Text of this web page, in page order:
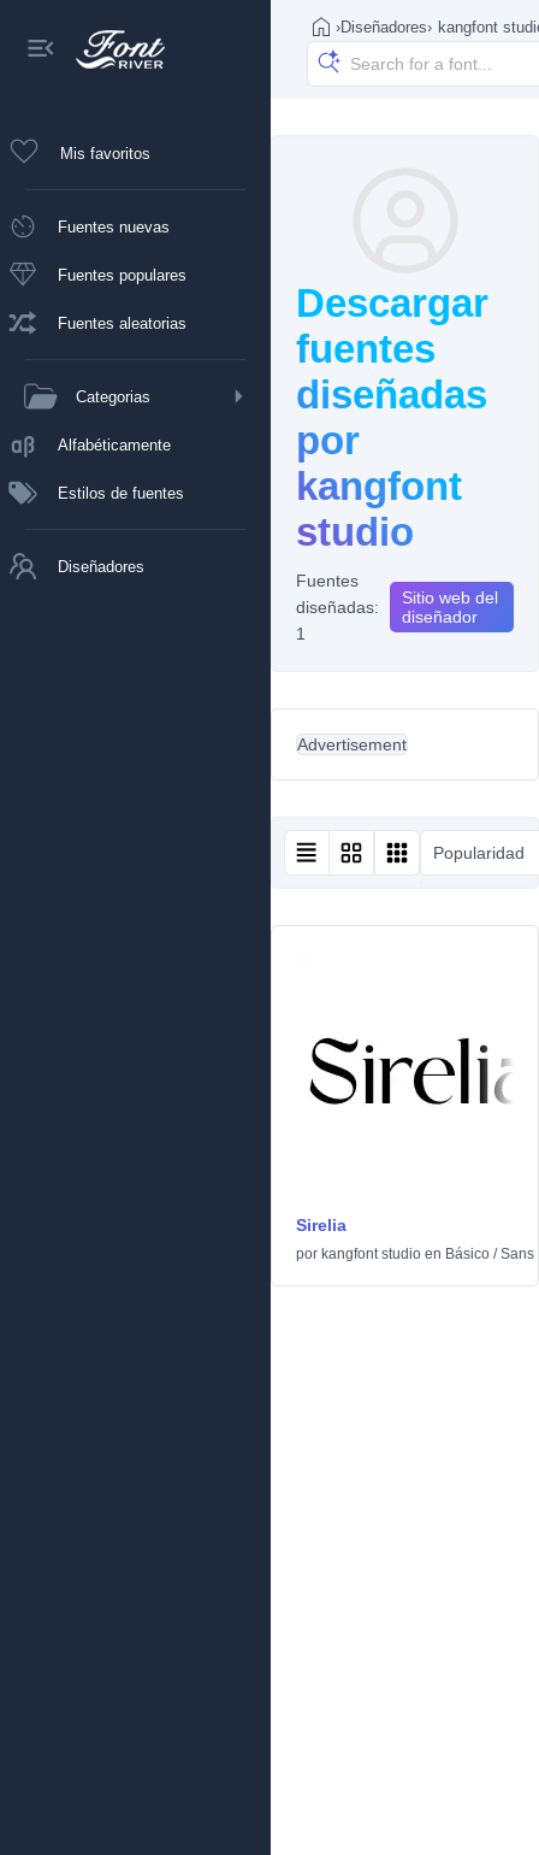
Mis favoritos
Fuentes nuevas
Fuentes populares
Fuentes aleatorias
Categorias
Alfabéticamente
Estilos de fuentes
Diseñadores
›Diseñadores› kangfont
Descargar
fuentes
diseñadas
por
kangfont
studio
Fuentes
diseñadas:
1
Sitio web del
diseñador
Advertisement
Popularidad
Sirelia
por kangfont studio en Básico /Sans